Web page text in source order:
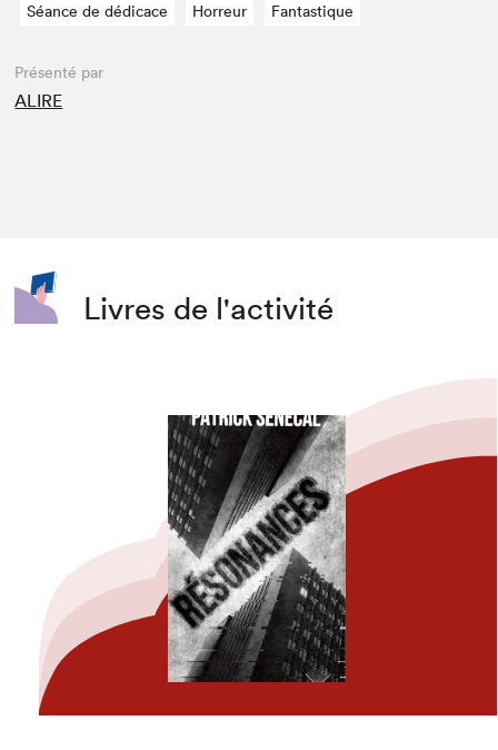
Séance de dédicace Horreur Fantastique
Présenté par
ALIRE
Livres de l'activité